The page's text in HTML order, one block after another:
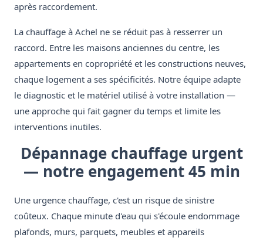
après raccordement.
La chauffage à Achel ne se réduit pas à resserrer un
raccord. Entre les maisons anciennes du centre, les
appartements en copropriété et les constructions neuves,
chaque logement a ses spécificités. Notre équipe adapte
le diagnostic et le matériel utilisé à votre installation —
une approche qui fait gagner du temps et limite les
interventions inutiles.
Dépannage chauffage urgent
— notre engagement 45 min
Une urgence chauffage, c'est un risque de sinistre
coûteux. Chaque minute d'eau qui s'écoule endommage
plafonds, murs, parquets, meubles et appareils